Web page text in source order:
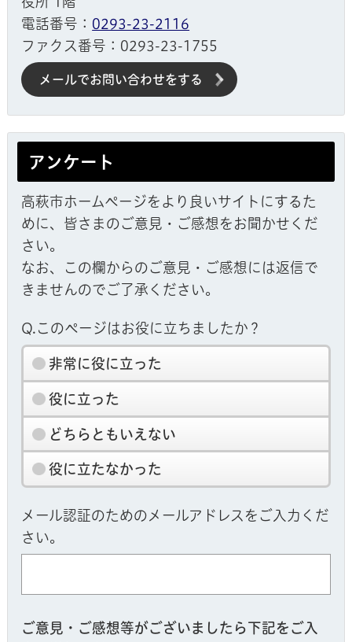
電話番号： 0293-23-2116
ファクス番号：0293-23-1755
メールでお問い合わせをする
アンケート
高萩市ホームページをより良いサイトにするた
めに、皆さまのご意見・ご感想をお聞かせくだ
さい。
なお、この欄からのご意見・ご感想には返信で
きませんのでご了承ください。
Q.このページはお役に立ちましたか？
非常に役に立った
役に立った
どちらともいえない
役に立たなかった
メール認証のためのメールアドレスをご入力くだ
さい。
ご意見・ご感想等がございましたら下記をご入